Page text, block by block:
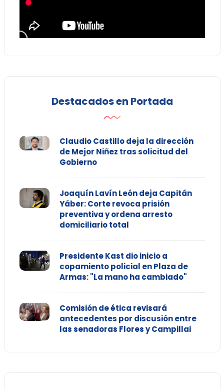
Destacados en Portada
Claudio Castillo deja la dirección
de Mejor Niñez tras solicitud del
Gobierno
Joaquín Lavín León deja Capitán
Yáber: Corte revoca prisión
preventiva y ordena arresto
domiciliario total
Presidente Kast dio inicio a
copamiento policial en Plaza de
Armas: "La mano ha cambiado"
Comisión de ética revisará
antecedentes por discusión entre
las senadoras Flores y Campillai